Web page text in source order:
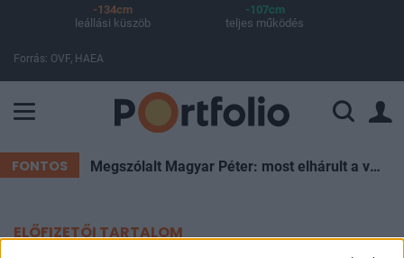
-134cm
leállási küszöb
-107cm
teljes működés
Forrás: OVF, HAEA
FONTOS Megszólalt Magyar Péter: most elhárult a veszély, de Pakson újra pattanásig feszülhet a helyzet
ELŐFIZETŐI TARTALOM